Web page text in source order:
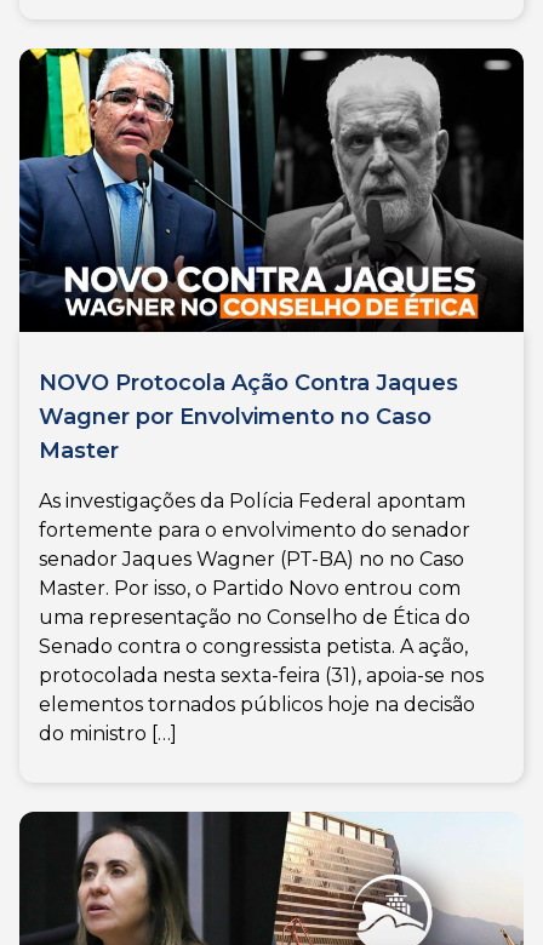
NOVO Protocola Ação Contra Jaques
Wagner por Envolvimento no Caso
Master
As investigações da Polícia Federal apontam
fortemente para o envolvimento do senador
senador Jaques Wagner (PT-BA) no no Caso
Master. Por isso, o Partido Novo entrou com
uma representação no Conselho de Ética do
Senado contra o congressista petista. A ação,
protocolada nesta sexta-feira (31), apoia-se nos
elementos tornados públicos hoje na decisão
do ministro […]